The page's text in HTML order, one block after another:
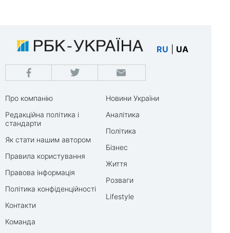
RU UA
Про компанію
Редакційна політика і
стандарти
Як стати нашим автором
Правила користування
Правова інформація
Політика конфіденційності
Контакти
Команда
Новини України
Аналітика
Політика
Бізнес
Життя
Розваги
Lifestyle